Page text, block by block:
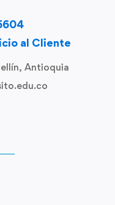
al Cliente
Antioquia